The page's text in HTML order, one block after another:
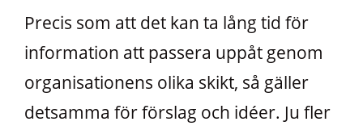
Precis som att det kan ta lång tid för
information att passera uppåt genom
organisationens olika skikt, så gäller
detsamma för förslag och idéer. Ju fler